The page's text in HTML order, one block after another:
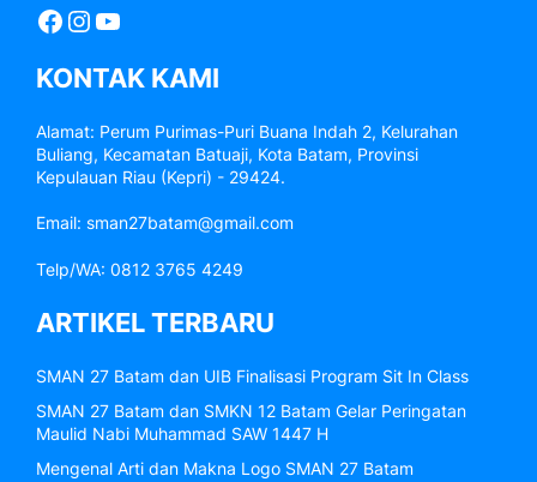
Facebook
Instagram
YouTube
KONTAK KAMI
Alamat: Perum Purimas-Puri Buana Indah 2, Kelurahan
Buliang, Kecamatan Batuaji, Kota Batam, Provinsi
Kepulauan Riau (Kepri) - 29424.
Email: sman27batam@gmail.com
Telp/WA: 0812 3765 4249
ARTIKEL TERBARU
SMAN 27 Batam dan UIB Finalisasi Program Sit In Class
SMAN 27 Batam dan SMKN 12 Batam Gelar Peringatan
Maulid Nabi Muhammad SAW 1447 H
Mengenal Arti dan Makna Logo SMAN 27 Batam